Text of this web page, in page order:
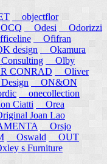
objectflor
Odesi
Odorizzi
Ofifran
design
Okamura
Olby
CONRAD
Oliver
ON&ON
onecollection
Ciatti
Orea
Joan Lao
Orsjo
Oswald
OUT
s Furniture